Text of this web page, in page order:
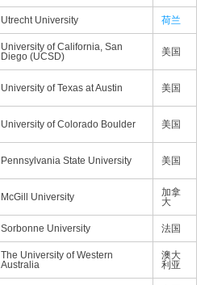
Utrecht University 荷兰
University of California, San
Diego (UCSD)
美国
University of Texas at Austin 美国
University of Colorado Boulder 美国
Pennsylvania State University 美国
McGill University
加拿
大
Sorbonne University 法国
The University of Western
Australia
澳大
利亚